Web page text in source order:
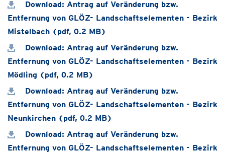
Download: Antrag auf Veränderung bzw.
Entfernung von GLÖZ- Landschaftselementen - Bezirk
Mistelbach (pdf, 0.2 MB)
Download: Antrag auf Veränderung bzw.
Entfernung von GLÖZ- Landschaftselementen - Bezirk
Mödling (pdf, 0.2 MB)
Download: Antrag auf Veränderung bzw.
Entfernung von GLÖZ- Landschaftselementen - Bezirk
Neunkirchen (pdf, 0.2 MB)
Download: Antrag auf Veränderung bzw.
Entfernung von GLÖZ- Landschaftselementen - Bezirk